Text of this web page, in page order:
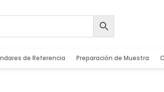
de Referencia Preparación de Muestra